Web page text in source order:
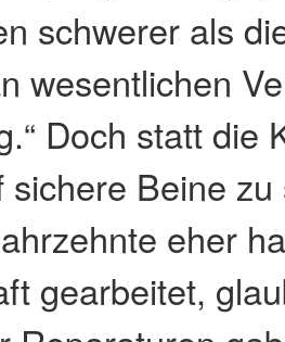
schwerer als
wesentlichen
Doch statt die
sichere Beine
eher
gearbeitet,